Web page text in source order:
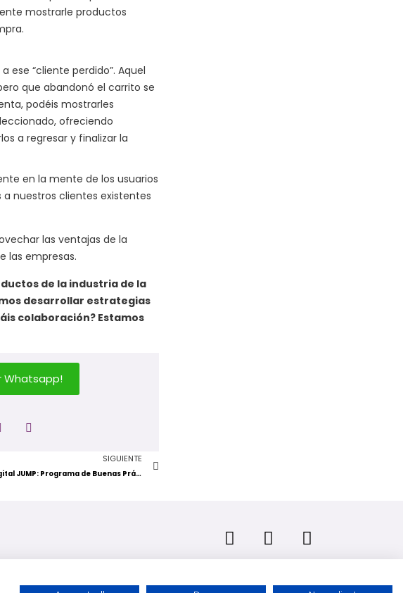
mostrarle productos
ese “cliente perdido”. Aquel
que abandonó el carrito se
podéis mostrarles
ofreciendo
a regresar y finalizar la
en la mente de los usuarios
a nuestros clientes existentes
las ventajas de la
las empresas.
de la industria de la
desarrollar estrategias
colaboración? Estamos
Whatsapp!
SIGUIENTE
Okey Rosario + Digital JUMP: Programa de Buenas Prácticas de Gestión Comercial.